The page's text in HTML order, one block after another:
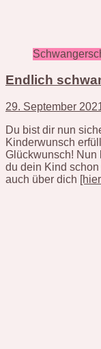
Endlich
29. September
Du bist dir nun
Kinderwunsch
Glückwunsch! Nun
du dein Kind
auch über dich